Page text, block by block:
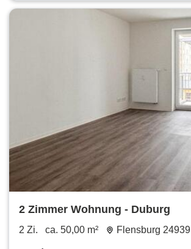
2 Zimmer Wohnung - Duburg
2 Zi. ca. 50,00 m² Flensburg 24939